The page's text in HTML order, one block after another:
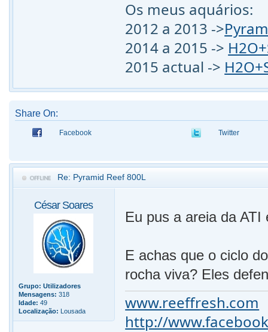
Os meus aquários:
2012 a 2013 ->
2014 a 2015 ->
2015 actual ->
Share On:
Facebook Twitter
Re: Pyramid Reef 800L
César Soares
Grupo: Utilizadores
Mensagens: 318
Idade: 49
Localização: Lousada
Eu pus a areia da
E achas que o ciclo
rocha viva? Eles
www.reeffresh.com
http://